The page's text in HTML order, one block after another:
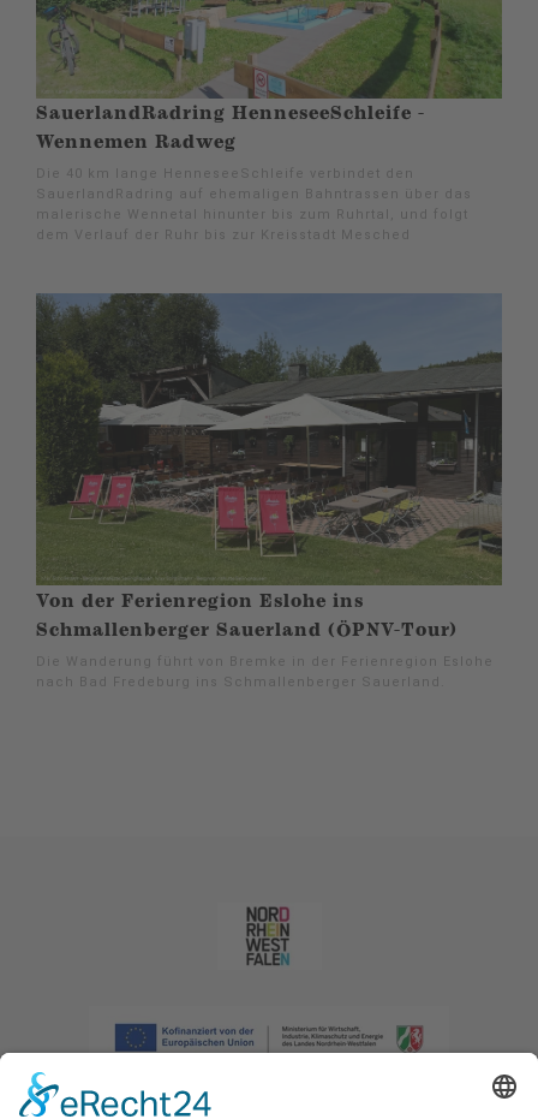
SauerlandRadring HenneseeSchleife -
Wennemen Radweg
Die 40 km lange HenneseeSchleife verbindet den
SauerlandRadring auf ehemaligen Bahntrassen über das
malerische Wennetal hinunter bis zum Ruhrtal, und folgt
dem Verlauf der Ruhr bis zur Kreisstadt Mesched
Von der Ferienregion Eslohe ins
Schmallenberger Sauerland (ÖPNV-Tour)
Die Wanderung führt von Bremke in der Ferienregion Eslohe
nach Bad Fredeburg ins Schmallenberger Sauerland.